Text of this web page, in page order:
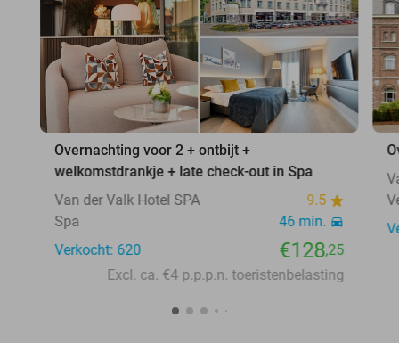
Overnachting voor 2 + ontbijt +
welkomstdrankje + late check-out in Spa
Van der Valk Hotel SPA
9.5
Spa
46 min.
Verkocht: 620
€128,25
Excl. ca. €4 p.p.p.n. toeristenbelasting